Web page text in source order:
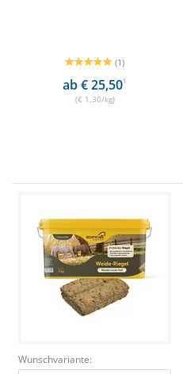
(1)
ab € 25,501
(€ 1,30/kg)
Wunschvariante: